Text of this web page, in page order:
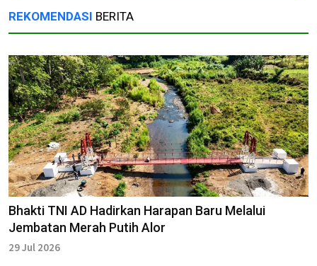
REKOMENDASI BERITA
Bhakti TNI AD Hadirkan Harapan Baru Melalui
Jembatan Merah Putih Alor
29 Jul 2026